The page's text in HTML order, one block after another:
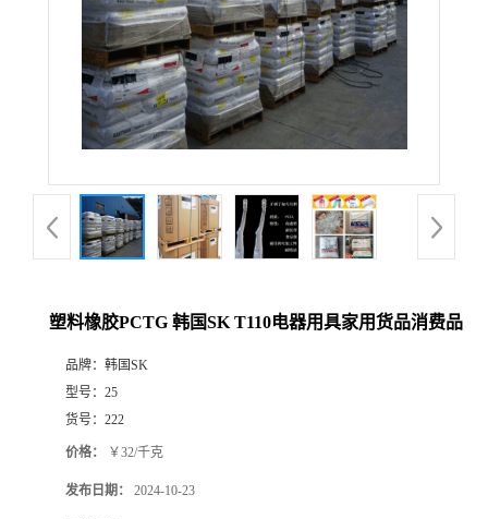
塑料橡胶PCTG 韩国SK T110电器用具家用货品消费品
品牌： 韩国SK
型号： 25
货号： 222
价格： ￥32/千克
发布日期： 2024-10-23